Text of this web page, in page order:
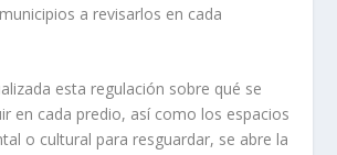
a revisarlos en cada
esta regulación sobre qué se
en cada predio, así como los espacios
o cultural para resguardar, se abre la